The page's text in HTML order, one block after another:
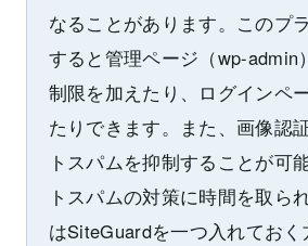
なることがあります。このプ
すると管理ページ（wp-admin
制限を加えたり、ログインペ
たりできます。また、画像認
トスパムを抑制することが可
トスパムの対策に時間を取ら
はSiteGuardを一つ入れてお